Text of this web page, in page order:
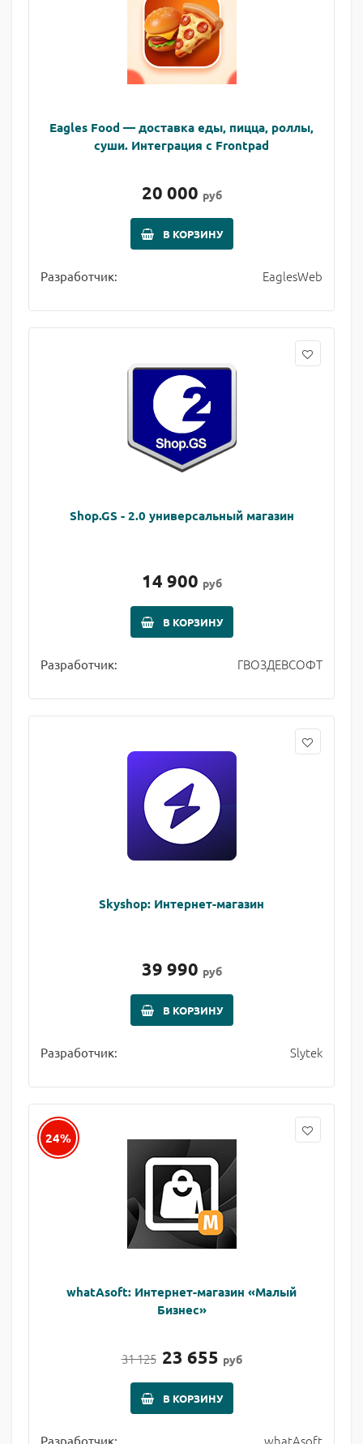
Eagles Food — доставка еды, пицца, роллы,
суши. Интеграция с Frontpad
20 000 руб
В КОРЗИНУ
Разработчик: EaglesWeb
Shop.GS - 2.0 универсальный магазин
14 900 руб
В КОРЗИНУ
Разработчик: ГВОЗДЕВСОФТ
Skyshop: Интернет-магазин
39 990 руб
В КОРЗИНУ
Разработчик: Slytek
24%
whatAsoft: Интернет-магазин «Малый
Бизнес»
31 125 23 655 руб
В КОРЗИНУ
Разработчик: whatAsoft